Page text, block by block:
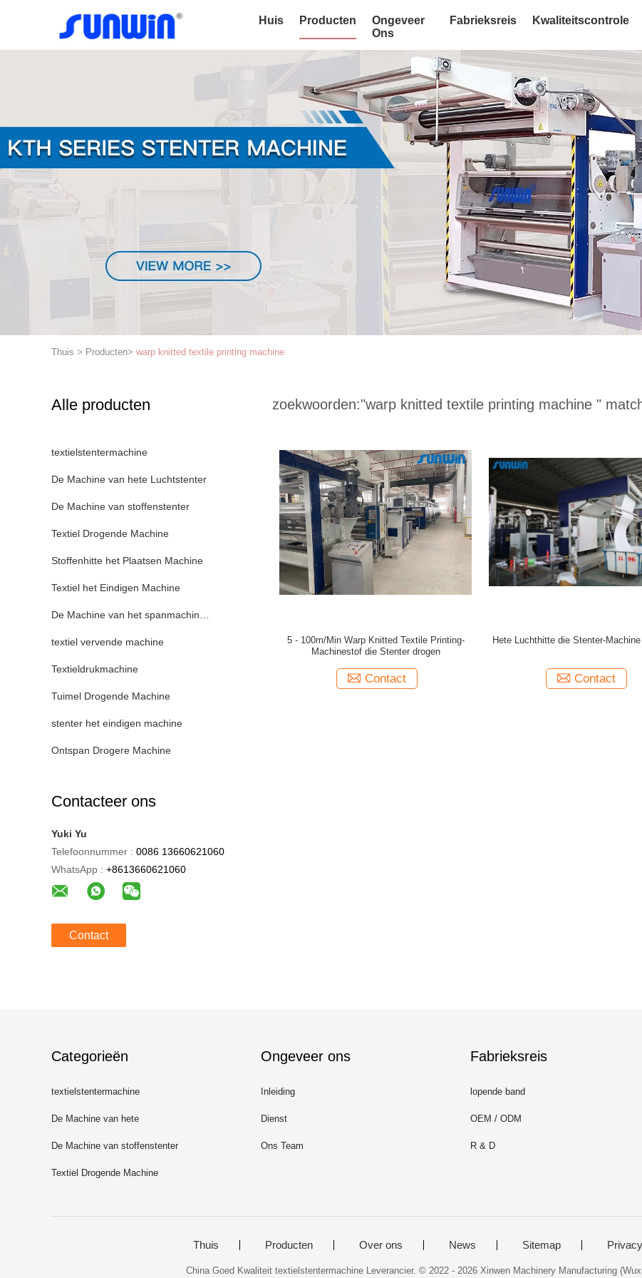
Huis Producten
Ongeveer
Ons
Fabrieksreis Kwaliteitscontrole
Thuis > Producten> warp knitted textile printing machine
Alle producten
textielstentermachine
De Machine van hete Luchtstenter
De Machine van stoffenstenter
Textiel Drogende Machine
Stoffenhitte het Plaatsen Machine
Textiel het Eindigen Machine
De Machine van het spanmachinekader
textiel vervende machine
Textieldrukmachine
Tuimel Drogende Machine
stenter het eindigen machine
Ontspan Drogere Machine
Contacteer ons
Yuki Yu
Telefoonnummer : 0086 13660621060
WhatsApp : +8613660621060
Contact
zoekwoorden:"warp knitted textile printing machine "
5 - 100m/Min Warp Knitted Textile Printing-
Machinestof die Stenter drogen
Contact
Hete Luchthitte die Stenter-
Contact
Categorieën
textielstentermachine
De Machine van hete
Luchtstenter
De Machine van stoffenstenter
Textiel Drogende Machine
Ongeveer ons
Inleiding
Dienst
Ons Team
Fabrieksreis
lopende band
OEM / ODM
R & D
Thuis Producten Over ons News Sitemap
China Goed Kwaliteit textielstentermachine Leverancier. © 2022 - 2026 Xinwen Machinery Manufacturing